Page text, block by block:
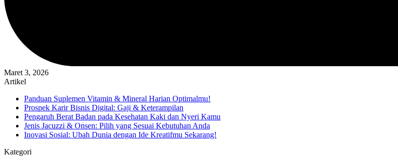
Maret 3, 2026
Artikel
Panduan Suplemen Vitamin & Mineral Harian Optimalmu!
Prospek Karir Bisnis Digital: Gaji & Keterampilan
Pengaruh Berat Badan pada Kesehatan Kaki dan Nyeri Kamu
Jenis Jacuzzi & Onsen: Pilih yang Sesuai Kebutuhan Anda
Inovasi Sosial: Ubah Dunia dengan Ide Kreatifmu Sekarang!
Kategori